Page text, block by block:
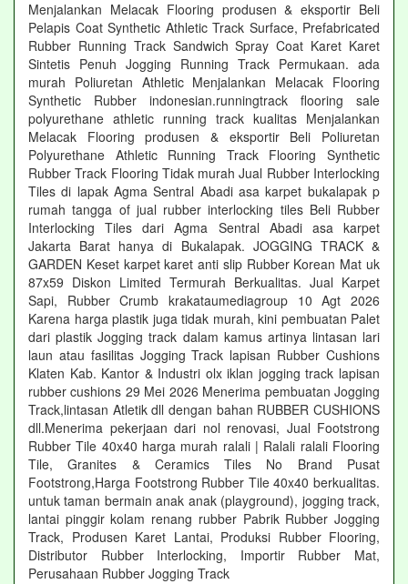
Menjalankan Melacak Flooring produsen & eksportir Beli
Pelapis Coat Synthetic Athletic Track Surface, Prefabricated
Rubber Running Track Sandwich Spray Coat Karet Karet
Sintetis Penuh Jogging Running Track Permukaan. ada
murah Poliuretan Athletic Menjalankan Melacak Flooring
Synthetic Rubber indonesian.runningtrack flooring sale
polyurethane athletic running track kualitas Menjalankan
Melacak Flooring produsen & eksportir Beli Poliuretan
Polyurethane Athletic Running Track Flooring Synthetic
Rubber Track Flooring Tidak murah Jual Rubber Interlocking
Tiles di lapak Agma Sentral Abadi asa karpet bukalapak p
rumah tangga of jual rubber interlocking tiles Beli Rubber
Interlocking Tiles dari Agma Sentral Abadi asa karpet
Jakarta Barat hanya di Bukalapak. JOGGING TRACK &
GARDEN Keset karpet karet anti slip Rubber Korean Mat uk
87x59 Diskon Limited Termurah Berkualitas. Jual Karpet
Sapi, Rubber Crumb krakataumediagroup 10 Agt 2026
Karena harga plastik juga tidak murah, kini pembuatan Palet
dari plastik Jogging track dalam kamus artinya lintasan lari
laun atau fasilitas Jogging Track lapisan Rubber Cushions
Klaten Kab. Kantor & Industri olx iklan jogging track lapisan
rubber cushions 29 Mei 2026 Menerima pembuatan Jogging
Track,lintasan Atletik dll dengan bahan RUBBER CUSHIONS
dll.Menerima pekerjaan dari nol renovasi, Jual Footstrong
Rubber Tile 40x40 harga murah ralali | Ralali ralali Flooring
Tile, Granites & Ceramics Tiles No Brand Pusat
Footstrong,Harga Footstrong Rubber Tile 40x40 berkualitas.
untuk taman bermain anak anak (playground), jogging track,
lantai pinggir kolam renang rubber Pabrik Rubber Jogging
Track, Produsen Karet Lantai, Produksi Rubber Flooring,
Distributor Rubber Interlocking, Importir Rubber Mat,
Perusahaan Rubber Jogging Track